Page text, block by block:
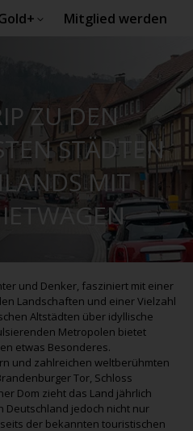
Mitglied werden
ZU DEN
STÄDTEN
MIT
und Denker, fasziniert mit einer
Landschaften und einer Vielzahl
Altstädten über idyllische
Metropolen bietet
etwas Besonderes.
und zahlreichen weltberühmten
Tor, Schloss
Dom zieht das Land jährlich
Deutschland jedoch nicht nur
der bekannten touristischen